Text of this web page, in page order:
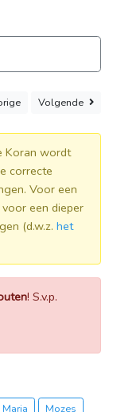
Volgende
Koran wordt
correcte
Voor een
een dieper
(d.w.z. het
! S.v.p.
Maria
Mozes